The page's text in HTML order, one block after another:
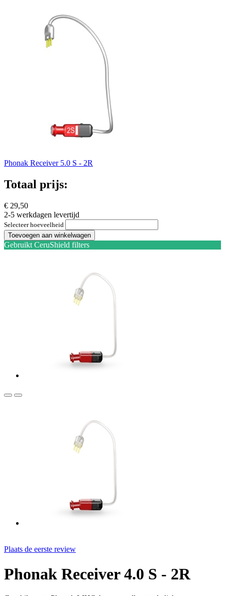
Phonak Receiver 5.0 S - 2R
Totaal prijs:
€ 29,50
2-5 werkdagen levertijd
Selecteer hoeveelheid
Toevoegen aan winkelwagen
Gebruikt CeruShield filters
Plaats de eerste review
Phonak Receiver 4.0 S - 2R